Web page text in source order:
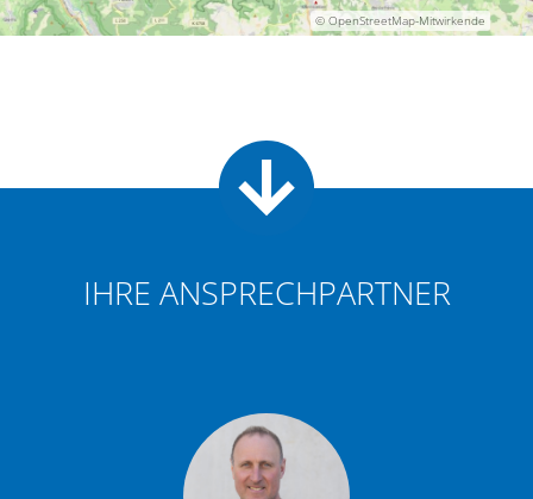
© OpenStreetMap-Mitwirkende
IHRE ANSPRECHPARTNER